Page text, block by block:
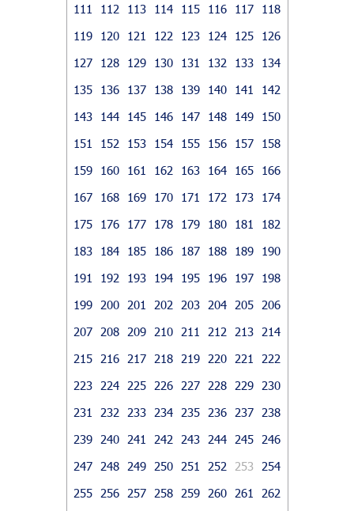
111
112 113 114 115 116 117
118
119
120 121 122 123 124 125
126
127
128 129 130 131 132 133
134
135
136 137 138 139 140 141
142
143
144 145 146 147 148 149
150
151
152 153 154 155 156 157
158
159
160 161 162 163 164 165
166
167
168 169 170 171 172 173
174
175
176 177 178 179 180 181
182
183
184 185 186 187 188 189
190
191
192 193 194 195 196 197
198
199
200 201 202 203 204 205
206
207
208 209 210 211 212 213
214
215
216 217 218 219 220 221
222
223
224 225 226 227 228 229
230
231
232 233 234 235 236 237
238
239
240 241 242 243 244 245
246
247
248 249 250 251 252 253
254
255
256 257 258 259 260 261
262